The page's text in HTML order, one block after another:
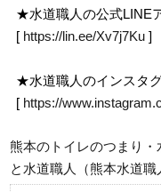
★水道職人の公式LINE
[ https://lin.ee/Xv7j7Ku ]
★水道職人のインスタ
[ https://
熊本のトイレのつまり
と水道職人（熊本水道職